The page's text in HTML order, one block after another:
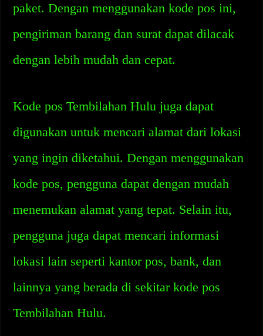
paket. Dengan menggunakan kode pos ini,
pengiriman barang dan surat dapat dilacak
dengan lebih mudah dan cepat.
Kode pos Tembilahan Hulu juga dapat
digunakan untuk mencari alamat dari lokasi
yang ingin diketahui. Dengan menggunakan
kode pos, pengguna dapat dengan mudah
menemukan alamat yang tepat. Selain itu,
pengguna juga dapat mencari informasi
lokasi lain seperti kantor pos, bank, dan
lainnya yang berada di sekitar kode pos
Tembilahan Hulu.